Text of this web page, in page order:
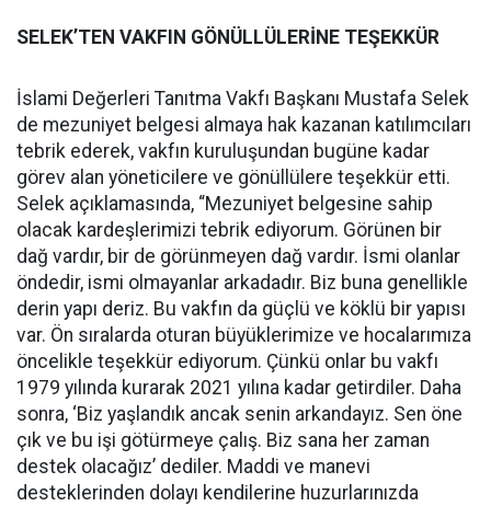
SELEK’TEN VAKFIN GÖNÜLLÜLERİNE TEŞEKKÜR
İslami Değerleri Tanıtma Vakfı Başkanı Mustafa Selek
de mezuniyet belgesi almaya hak kazanan katılımcıları
tebrik ederek, vakfın kuruluşundan bugüne kadar
görev alan yöneticilere ve gönüllülere teşekkür etti.
Selek açıklamasında, “Mezuniyet belgesine sahip
olacak kardeşlerimizi tebrik ediyorum. Görünen bir
dağ vardır, bir de görünmeyen dağ vardır. İsmi olanlar
öndedir, ismi olmayanlar arkadadır. Biz buna genellikle
derin yapı deriz. Bu vakfın da güçlü ve köklü bir yapısı
var. Ön sıralarda oturan büyüklerimize ve hocalarımıza
öncelikle teşekkür ediyorum. Çünkü onlar bu vakfı
1979 yılında kurarak 2021 yılına kadar getirdiler. Daha
sonra, ‘Biz yaşlandık ancak senin arkandayız. Sen öne
çık ve bu işi götürmeye çalış. Biz sana her zaman
destek olacağız’ dediler. Maddi ve manevi
desteklerinden dolayı kendilerine huzurlarınızda